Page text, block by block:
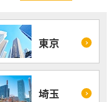
東京
埼玉